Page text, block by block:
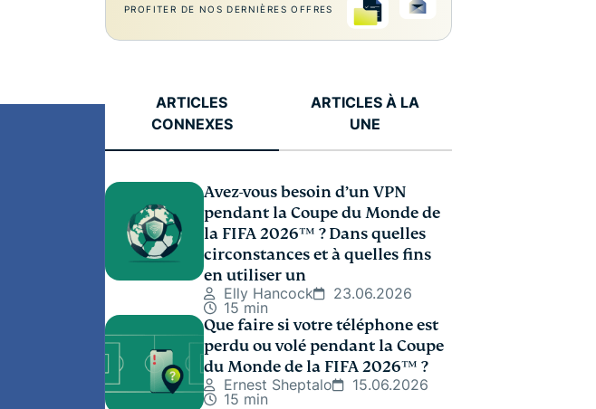
service du
PROFITER DE NOS DERNIÈRES OFFRES
ARTICLES
CONNEXES
ARTICLES À LA
UNE
Avez-vous besoin d’un VPN
pendant la Coupe du Monde de
la FIFA 2026™️ ? Dans quelles
circonstances et à quelles fins
en utiliser un
Elly Hancock
23.06.2026
15 min
Que faire si votre téléphone est
perdu ou volé pendant la Coupe
du Monde de la FIFA 2026™️ ?
Ernest Sheptalo
15.06.2026
15 min